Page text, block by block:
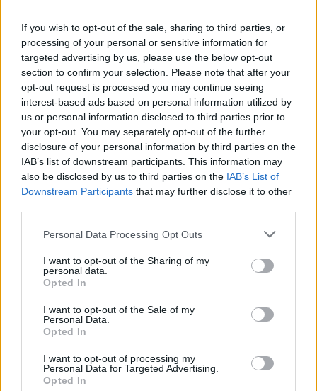
If you wish to opt-out of the sale, sharing to third parties, or
processing of your personal or sensitive information for
targeted advertising by us, please use the below opt-out
section to confirm your selection. Please note that after your
opt-out request is processed you may continue seeing
interest-based ads based on personal information utilized by
us or personal information disclosed to third parties prior to
your opt-out. You may separately opt-out of the further
disclosure of your personal information by third parties on the
IAB’s list of downstream participants. This information may
also be disclosed by us to third parties on the IAB’s List of
Downstream Participants that may further disclose it to other
Personal Data Processing Opt Outs
I want to opt-out of the Sharing of my
personal data.
Opted In
I want to opt-out of the Sale of my
Personal Data.
Opted In
I want to opt-out of processing my
Personal Data for Targeted Advertising.
Opted In
P L S
T
S
L A
P
T
A T
I
A
L
T
A
S
L
I
S
P
A
S
P
VYHLEDEJTE DALŠÍ
ODPOVĚDI